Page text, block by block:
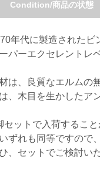
Condition/商品の状態
年代に製造されたビ
パーエクセレントレ
は、良質なエルムの
、木目を生かしたア
セットで入荷するこ
ずれも同等ですので、
、セットでご検討い